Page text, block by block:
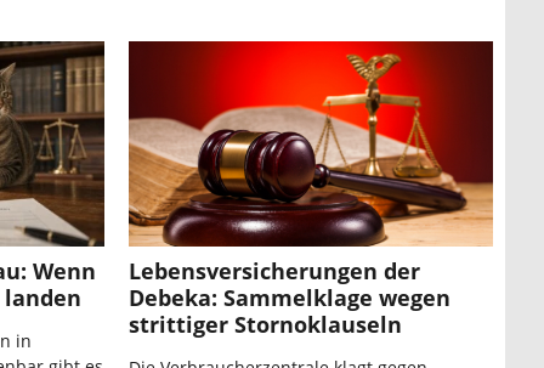
Wenn
in
Lebensversicherungen der
Debeka: Sammelklage wegen
strittiger Stornoklauseln